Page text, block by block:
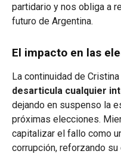
partidario y nos obliga a
futuro de Argentina.
El impacto en las
La continuidad de
desarticula cualquier
dejando en suspenso la
próximas elecciones.
capitalizar el fallo como
corrupción, reforzando